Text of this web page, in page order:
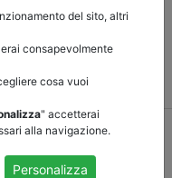
VEDI TUTTE
/torna indietro
del sito, altri
consapevolmente
cosa vuoi
" accetterai
alla navigazione.
Personalizza